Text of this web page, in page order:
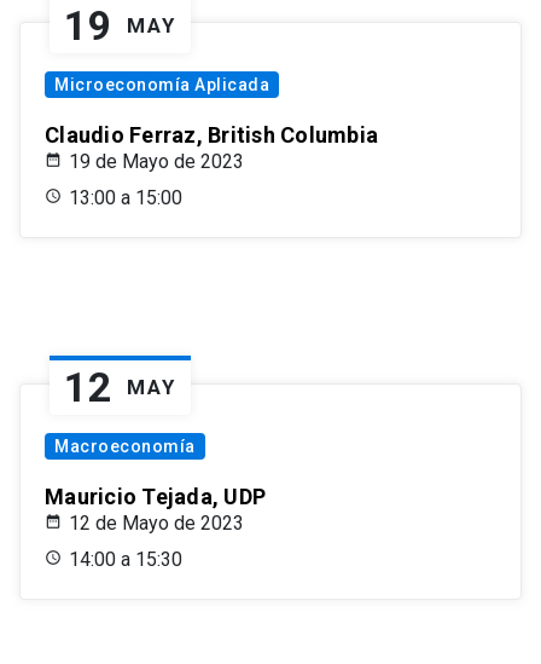
19 MAY
Microeconomía Aplicada
Claudio Ferraz, British Columbia
19 de Mayo de 2023
13:00 a 15:00
12 MAY
Macroeconomía
Mauricio Tejada, UDP
12 de Mayo de 2023
14:00 a 15:30